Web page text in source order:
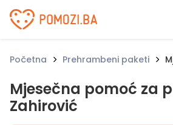
Udruženje Pomozi.ba
Početna Prehrambeni paketi
Mjesečna pomoć za
Zahirović